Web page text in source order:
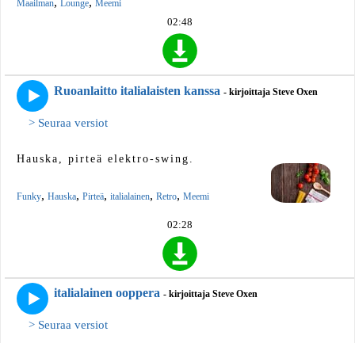
Maailman Lounge Meemi
02:48
Ruoanlaitto italialaisten kanssa - kirjoittaja Steve Oxen
> Seuraa versiot
Hauska, pirteä elektro-swing.
Funky, Hauska, Pirteä, italialainen, Retro, Meemi
02:28
italialainen ooppera - kirjoittaja Steve Oxen
> Seuraa versiot